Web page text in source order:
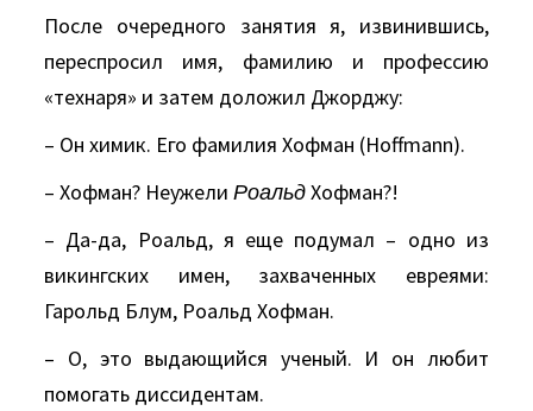
После очередного занятия я, извинившись,
переспросил имя, фамилию и профессию
«технаря» и затем доложил Джорджу:
– Он химик. Его фамилия Хофман (Hoffmann).
– Хофман? НеужелиРоальдХофман?!
– Да-да, Роальд, я еще подумал – одно из
викингских имен, захваченных евреями:
Гарольд Блум, Роальд Хофман.
– О, это выдающийся ученый. И он любит
помогать диссидентам.